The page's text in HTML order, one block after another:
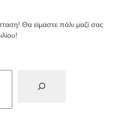
Θα είμαστε πάλι μαζί σας